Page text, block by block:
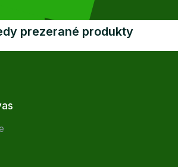
prezerané produkty